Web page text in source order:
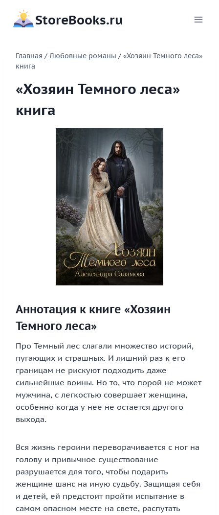
содержимому
StoreBooks.ru
Главная / Любовные романы / «Хозяин Темного леса»
книга
«Хозяин Темного леса»
книга
Аннотация к книге «Хозяин
Темного леса»
Про Темный лес слагали множество историй,
пугающих и страшных. И лишний раз к его
границам не рискуют подходить даже
сильнейшие воины. Но то, что порой не может
мужчина, с легкостью совершает женщина,
особенно когда у нее не остается другого
выхода.
Вся жизнь героини переворачивается с ног на
голову и привычное существование
разрушается для того, чтобы подарить
женщине шанс на иную судьбу. Защищая себя
и детей, ей предстоит пройти испытание в
самом опасном месте на свете, распутать